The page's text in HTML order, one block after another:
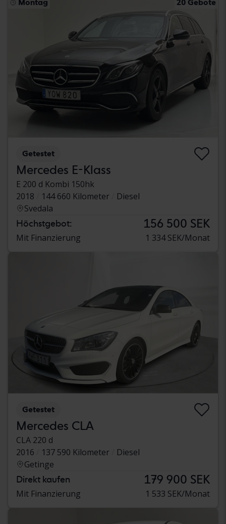
Montag 20 Gebote
Getestet
Mercedes E-Klass
E 200 d Kombi 150hk
2018
144 660 Kilometer
Diesel
Svedala
Höchstgebot: 156 500 SEK
Mit Finanzierung 1 334 SEK/Monat
Getestet
Mercedes CLA
CLA 220 d
2016
137 590 Kilometer
Diesel
Getinge
Direkt kaufen 179 900 SEK
Mit Finanzierung 1 533 SEK/Monat